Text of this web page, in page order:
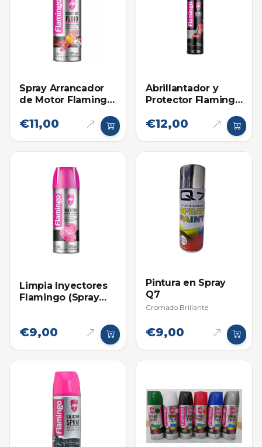
Spray Arrancador
de Motor Flamingo
€11,00
Abrillantador y
Protector Flamingo
Plasticos, Cueros y
€12,00
Limpia Inyectores
Flamingo (Spray
€9,00
Pintura en Spray
Q7
Cromado Brillante
€9,00